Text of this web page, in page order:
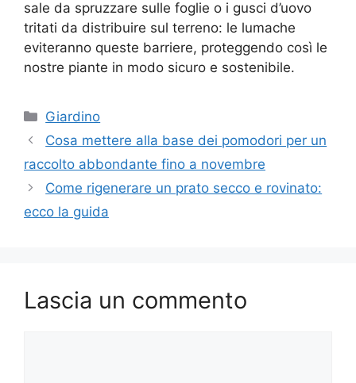
sale da spruzzare sulle foglie o i gusci d’uovo
tritati da distribuire sul terreno: le lumache
eviteranno queste barriere, proteggendo così le
nostre piante in modo sicuro e sostenibile.
Categorie
Giardino
Cosa mettere alla base dei pomodori per un
raccolto abbondante fino a novembre
Come rigenerare un prato secco e rovinato:
ecco la guida
Lascia un commento